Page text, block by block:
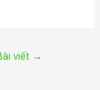
viết →